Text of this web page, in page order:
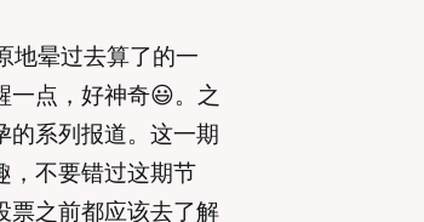
地晕过去算了的一
一点，好神奇😃。之
的系列报道。这一期
，不要错过这期节
票之前都应该去了解